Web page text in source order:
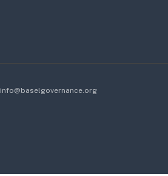
info@baselgovernance.org